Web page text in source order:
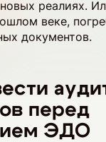
реалиях.
веке,
документов.
перед
ЭДО